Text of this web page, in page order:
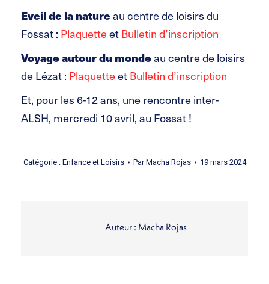
Eveil de la natureau centre de loisirs du
Fossat : PlaquetteetBulletin d’inscription
Voyage autour du mondeau centre de loisirs
de Lézat : PlaquetteetBulletin d’inscription
Et, pour les 6-12 ans, une rencontre inter-
ALSH, mercredi 10 avril, au Fossat !
Catégorie : Enfance et Loisirs ParMacha Rojas 19 mars 2024
Auteur : Macha Rojas